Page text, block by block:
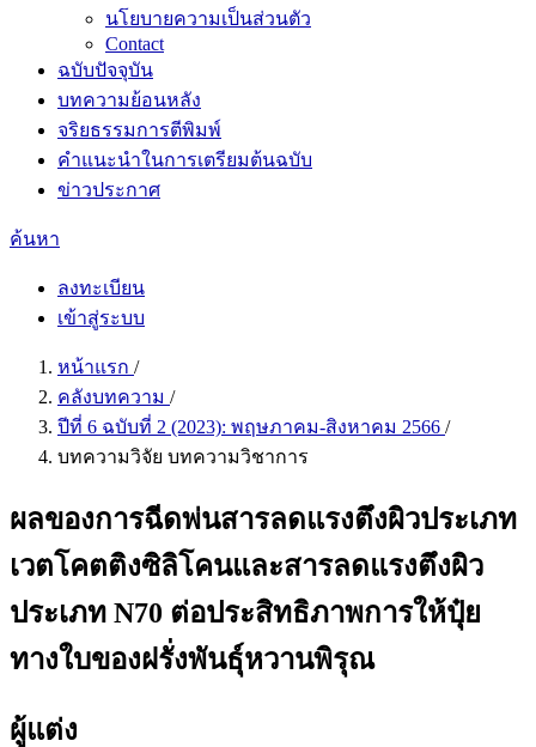
นโยบายความเป็นส่วนตัว
Contact
ฉบับปัจจุบัน
บทความย้อนหลัง
จริยธรรมการตีพิมพ์
คำแนะนำในการเตรียมต้นฉบับ
ข่าวประกาศ
ค้นหา
ลงทะเบียน
เข้าสู่ระบบ
หน้าแรก /
คลังบทความ /
ปีที่ 6 ฉบับที่ 2 (2023): พฤษภาคม-สิงหาคม 2566 /
บทความวิจัย บทความวิชาการ
ผลของการฉีดพ่นสารลดแรงตึงผิวประเภท
เวตโคตติงซิลิโคนและสารลดแรงตึงผิว
ประเภท N70 ต่อประสิทธิภาพการให้ปุ๋ย
ทางใบของฝรั่งพันธุ์หวานพิรุณ
ผู้แต่ง